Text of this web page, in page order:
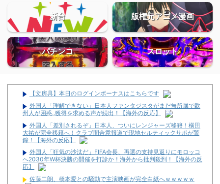
新台 版権元アニメ漫画
パチンコ スロット
【文房具】本日のログインボーナスはこちらです
外国人「理解できない」日本人ファンタジスタがまだ無所属で欧
州人が困惑..獲得を求める声が続出！【海外の反応】
外国人「差別されるぞ」日本人、ついにレンジャーズ移籍！横田
大祐が完全移籍へ！クラブ間合意報道で現地セルティックサポが警
鐘！【海外の反応】
外国人「狂気の沙汰だ」FIFA会長、再選の支持見返りにモロッコ
へ2030年W杯決勝の開催を打診か！海外から批判殺到！【海外の反
応】
佐藤二朗、橋本愛との騒動で主演映画が完全白紙へｗｗｗｗｗ